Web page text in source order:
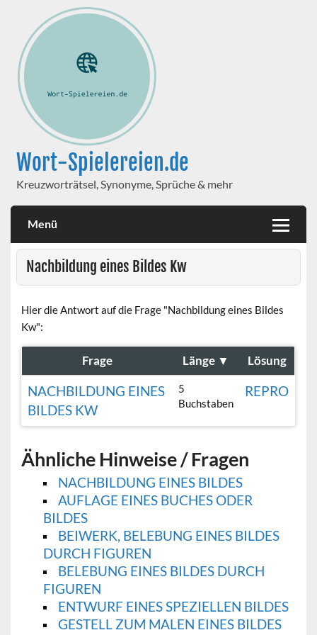
Wort-Spielereien.de
Kreuzworträtsel, Synonyme, Sprüche & mehr
Menü
Nachbildung eines Bildes Kw
Hier die Antwort auf die Frage "Nachbildung eines Bildes
Kw":
Frage Länge ▼ Lösung
NACHBILDUNG EINES
BILDES KW
5
Buchstaben
REPRO
Ähnliche Hinweise / Fragen
NACHBILDUNG EINES BILDES
AUFLAGE EINES BUCHES ODER
BILDES
BEIWERK, BELEBUNG EINES BILDES
DURCH FIGUREN
BELEBUNG EINES BILDES DURCH
FIGUREN
ENTWURF EINES SPEZIELLEN BILDES
GESTELL ZUM MALEN EINES BILDES